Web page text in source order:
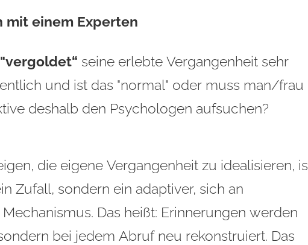
mit einem Experten
"vergoldet“ seine erlebte Vergangenheit sehr
und ist das "normal" oder muss man/frau
deshalb den Psychologen aufsuchen?
die eigene Vergangenheit zu idealisieren,
Zufall, sondern ein adaptiver, sich an
Das heißt: Erinnerungen werden
bei jedem Abruf neu rekonstruiert. Das